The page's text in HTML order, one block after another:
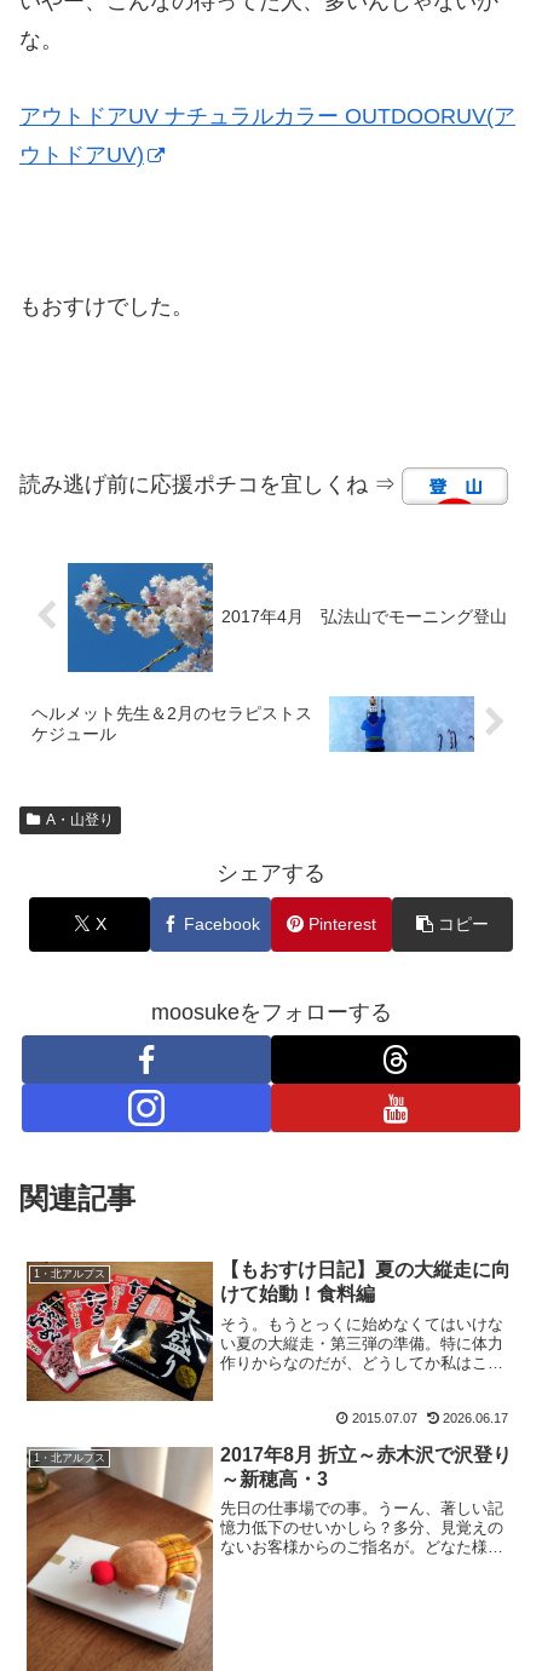
な。
アウトドアUV ナチュラルカラー OUTDOORUV(ア
ウトドアUV)
もおすけでした。
読み逃げ前に応援ポチコを宜しくね ⇒
2017年4月 弘法山でモーニング登山
ヘルメット先生＆2月のセラピストス
ケジュール
A・山登り
シェアする
X Facebook Pinterest コピー
moosukeをフォローする
関連記事
1・北アルプス
【もおすけ日記】夏の大縦走に向
けて始動！食料編
そう。もうとっくに始めなくてはいけな
い夏の大縦走・第三弾の準備。特に体力
作りからなのだが、どうしてか私はこっ
お世話になります。因みに去年は「超ふ
2015.07.07 2026.06.17
1・北アルプス
2017年8月 折立～赤木沢で沢登り
～新穂高・3
先日の仕事場での事。うーん、著しい記
憶力低下のせいかしら？多分、見覚えの
ないお客様からのご指名が。どなた様で